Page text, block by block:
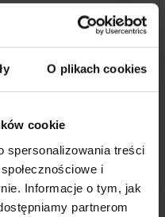
O plikach cookies
cookie
spersonalizowania treści
i
Informacje o tym, jak
partnerom
- Geis PL
pracy w Boże Ciało.
informacjami:
pracy - brak odbiorów i
dostosowany do
za Państwa odbiór. Serwis
Czytaj więcej